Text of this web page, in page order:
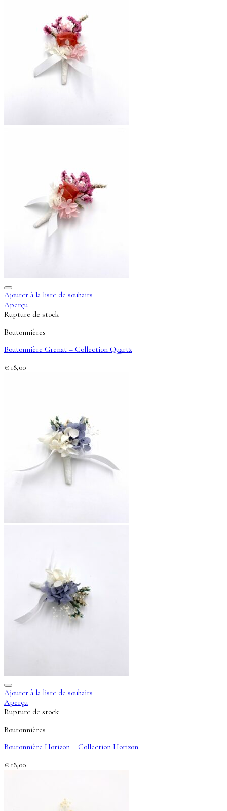
Ajouter à la liste de souhaits
Aperçu
Rupture de stock
Boutonnières
Boutonnière Grenat – Collection Quartz
€ 18,00
Ajouter à la liste de souhaits
Aperçu
Rupture de stock
Boutonnières
Boutonnière Horizon – Collection Horizon
€ 18,00